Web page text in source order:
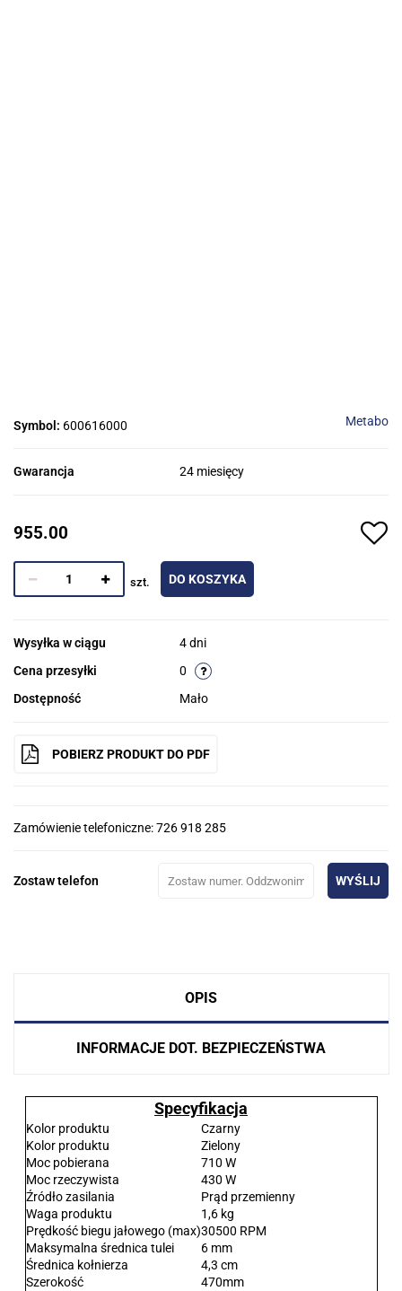
Symbol: 600616000 Metabo
Gwarancja 24 miesięcy
955.00
szt. DO KOSZYKA
Wysyłka w ciągu
4 dni
Cena przesyłki
0
Dostępność
Mało
POBIERZ PRODUKT DO PDF
Zamówienie telefoniczne: 726 918 285
Zostaw telefon WYŚLIJ
OPIS
INFORMACJE DOT. BEZPIECZEŃSTWA
Specyfikacja
Kolor produktu
Czarny
Kolor produktu
Zielony
Moc pobierana
710 W
Moc rzeczywista
430 W
Źródło zasilania
Prąd przemienny
Waga produktu
1,6 kg
Prędkość biegu jałowego (max)30500 RPM
Maksymalna średnica tulei
6 mm
Średnica kołnierza
4,3 cm
Szerokość
470mm